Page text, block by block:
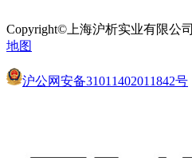
Copyright©上海沪析实业有限公司
地图
沪公网安备31011402011842号